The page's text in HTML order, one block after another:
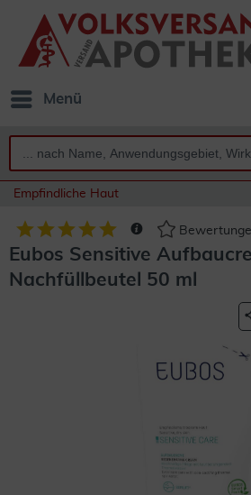
Menü
Empfindliche Haut
Eubos Sensitive
Nachfüllbeutel 50 ml